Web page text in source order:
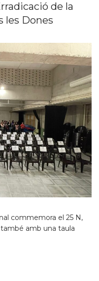
de la
les Dones
commemora el 25 N,
amb una taula